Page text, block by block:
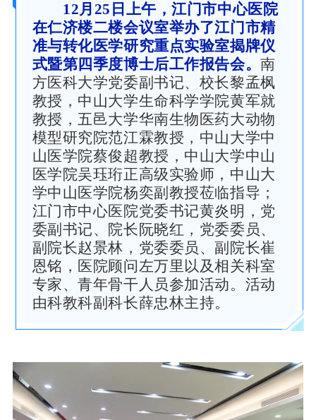
12月25日上午，江门市中心医院
在仁济楼二楼会议室举办了江门市精
准与转化医学研究重点实验室揭牌仪
式暨第四季度博士后工作报告会。南
方医科大学党委副书记、校长黎孟枫
教授，中山大学生命科学学院黄军就
教授，五邑大学华南生物医药大动物
模型研究院范江霖教授，中山大学中
山医学院蔡俊超教授，中山大学中山
医学院吴珏珩正高级实验师，中山大
学中山医学院杨奕副教授莅临指导；
江门市中心医院党委书记黄炎明，党
委副书记、院长阮晓红，党委委员、
副院长赵景林，党委委员、副院长崔
恩铭，医院顾问左万里以及相关科室
专家、青年骨干人员参加活动。活动
由科教科副科长薛忠林主持。